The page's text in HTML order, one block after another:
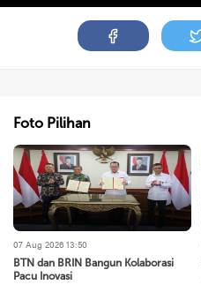
Foto Pilihan
07 Aug 2026 13:50
BTN dan BRIN Bangun Kolaborasi
Pacu Inovasi